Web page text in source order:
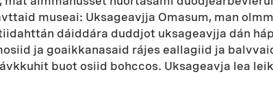
museai: Uksageavjja Omasum, man
dáiddára duddjot uksageavjja dán
ja goaikkanasaid rájes eallagiid ja
buot osiid bohccos. Uksageavja lea